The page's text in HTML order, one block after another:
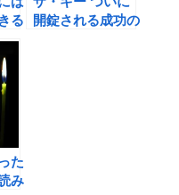
る
・
の
開錠される成功の
た
み